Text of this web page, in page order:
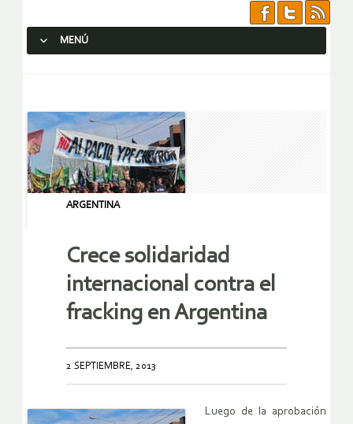
MENÚ
ARGENTINA
Crece solidaridad
internacional contra el
fracking en Argentina
2 SEPTIEMBRE, 2013
Luego de la aprobación